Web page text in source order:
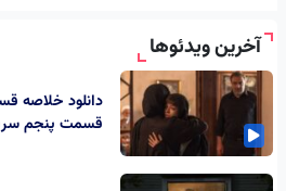
آخرین ویدئوها
دانلود خلاصه
قسمت پنجم